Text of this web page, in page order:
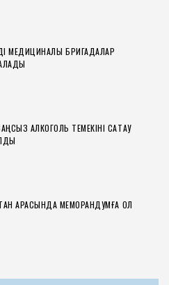
МЕДИЦИНАЛЫҚ БРИГАДАЛАР
АЛКОГОЛЬ ТЕМЕКІНІ САҚТАУ
АРАСЫНДА МЕМОРАНДУМҒА ҚОЛ